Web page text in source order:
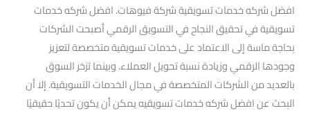
افضل شركه خدمات تسويقية شركة فيوهات. افضل شركه خدمات
تسويقية في تحقيق النجاح في التسويق الرقمي أصبحت الشركات
بحاجة ماسة إلى الاعتماد على خدمات تسويقية متخصصة لتعزيز
وجودها الرقمي وزيادة نسبة تحويل العملاء. وبينما تزخر السوق
بالعديد من الشركات المتخصصة في مجال الخدمات التسويقية. إلا أن
البحث عن افضل شركه خدمات تسويقيه يمكن أن يكون تحديًا حقيقيًا